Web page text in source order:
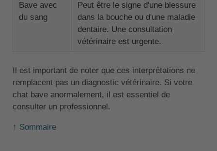
Bave avec
du sang
Peut être le signe d'une blessure
dans la bouche ou d'une maladie
dentaire. Une consultation
vétérinaire est urgente.
Il est important de noter que ces interprétations ne
remplacent pas un diagnostic vétérinaire. Si votre
chat bave anormalement, il est essentiel de
consulter un professionnel.
↑ Sommaire